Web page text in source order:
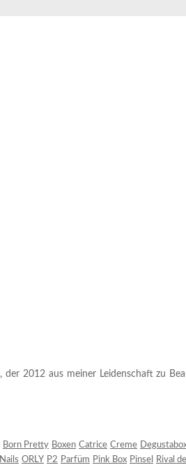
der 2012 aus meiner Leidenschaft zu
Born Pretty Boxen Catrice Creme
Nails ORLY P2 Parfüm Pink Box Pinsel Rival